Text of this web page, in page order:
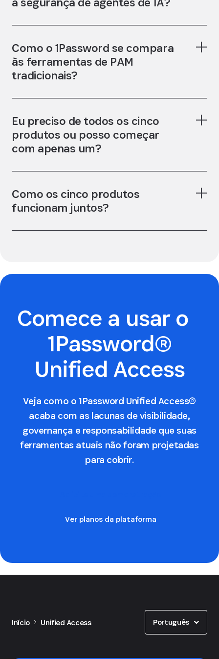
Como o 1Password se compara
às ferramentas de PAM
tradicionais?
Eu preciso de todos os cinco
produtos ou posso começar
com apenas um?
Como os cinco produtos
funcionam juntos?
Comece a usar o
1Password®
Unified Access
Veja como o 1Password Unified Access®
acaba com as lacunas de visibilidade,
governança e responsabilidade que suas
ferramentas atuais não foram projetadas
para cobrir.
Ver planos da plataforma
Início Unified Access Português